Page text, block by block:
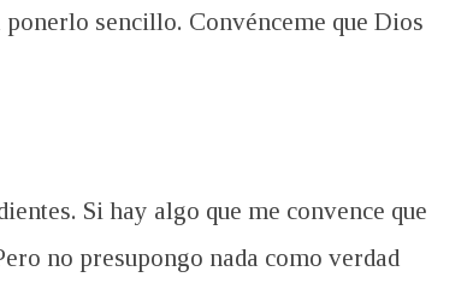
sencillo. Convénceme que Dios
Si hay algo que me convence que
no presupongo nada como verdad